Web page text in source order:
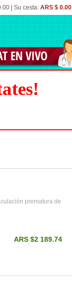
| Su cesta: ARS $ 0.00
prematura de
ARS $2 189.74